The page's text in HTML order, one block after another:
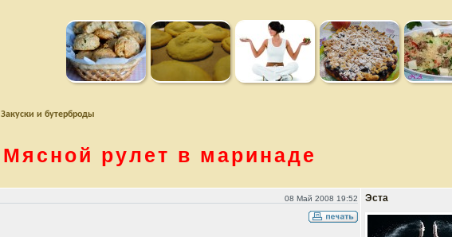
Закуски и бутерброды
Мясной рулет в маринаде
08 Май 2008 19:52 Эста